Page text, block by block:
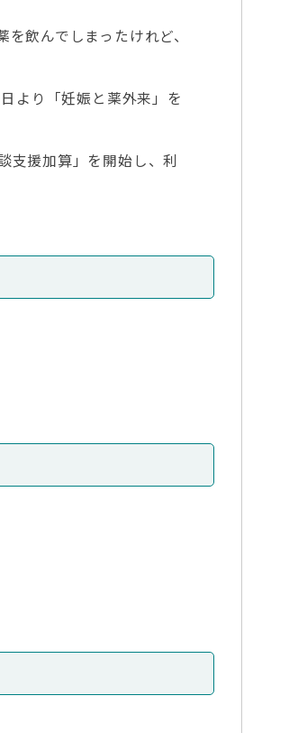
飲んでしまったけれど、
より「妊娠と薬外来」を
支援加算」を開始し、利